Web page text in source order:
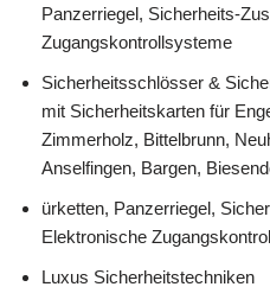
Panzerriegel, Sicherheits-
Zugangskontrollsysteme
Sicherheitsschlösser &
mit Sicherheitskarten für
Zimmerholz, Bittelbrunn,
Anselfingen, Bargen,
ürketten, Panzerriegel,
Elektronische
Luxus Sicherheitstechniken